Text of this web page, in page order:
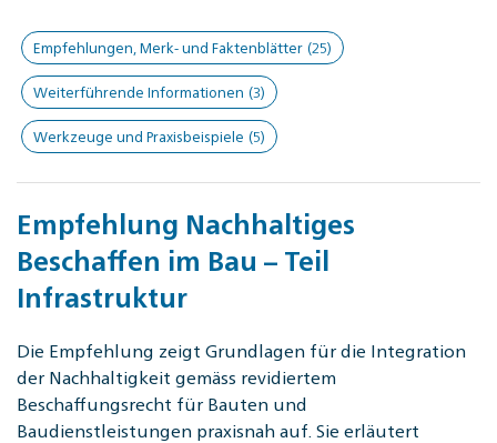
Empfehlungen, Merk- und Faktenblätter (25)
Weiterführende Informationen (3)
Werkzeuge und Praxisbeispiele (5)
Empfehlung Nachhaltiges
Beschaffen im Bau – Teil
Infrastruktur
Die Empfehlung zeigt Grundlagen für die Integration
der Nachhaltigkeit gemäss revidiertem
Beschaffungsrecht für Bauten und
Baudienstleistungen praxisnah auf. Sie erläutert